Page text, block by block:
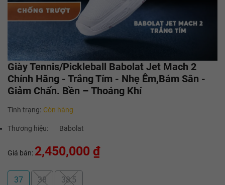
Giày Tennis/Pickleball Babolat Jet Mach 2
Chính Hãng - Trắng Tím - Nhẹ Êm,Bám Sân -
Giảm Chấn. Bền – Thoáng Khí
Tình trạng: Còn hàng
Thương hiệu: Babolat
Giá bán: 2,450,000 ₫
37 38 38,5